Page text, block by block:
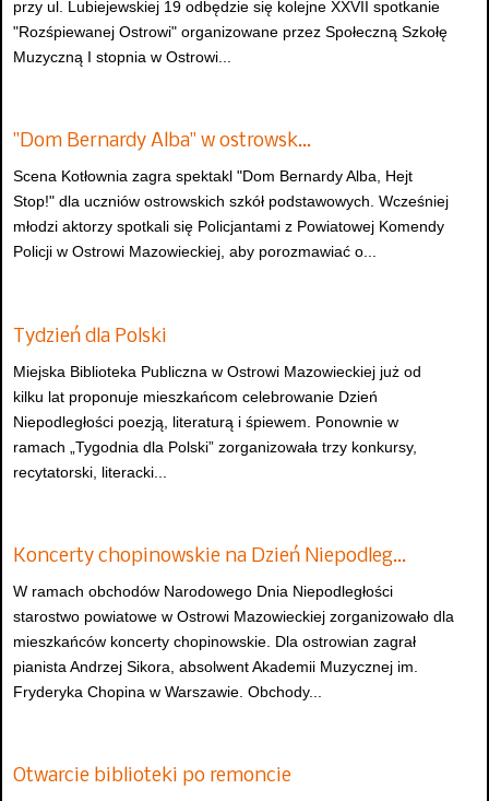
przy ul. Lubiejewskiej 19 odbędzie się kolejne XXVII spotkanie
"Rozśpiewanej Ostrowi" organizowane przez Społeczną Szkołę
Muzyczną I stopnia w Ostrowi...
"Dom Bernardy Alba" w ostrowsk…
Scena Kotłownia zagra spektakl "Dom Bernardy Alba, Hejt
Stop!" dla uczniów ostrowskich szkół podstawowych. Wcześniej
młodzi aktorzy spotkali się Policjantami z Powiatowej Komendy
Policji w Ostrowi Mazowieckiej, aby porozmawiać o...
Tydzień dla Polski
Miejska Biblioteka Publiczna w Ostrowi Mazowieckiej już od
kilku lat proponuje mieszkańcom celebrowanie Dzień
Niepodległości poezją, literaturą i śpiewem. Ponownie w
ramach „Tygodnia dla Polski” zorganizowała trzy konkursy,
recytatorski, literacki...
Koncerty chopinowskie na Dzień Niepodleg…
W ramach obchodów Narodowego Dnia Niepodległości
starostwo powiatowe w Ostrowi Mazowieckiej zorganizowało dla
mieszkańców koncerty chopinowskie. Dla ostrowian zagrał
pianista Andrzej Sikora, absolwent Akademii Muzycznej im.
Fryderyka Chopina w Warszawie. Obchody...
Otwarcie biblioteki po remoncie